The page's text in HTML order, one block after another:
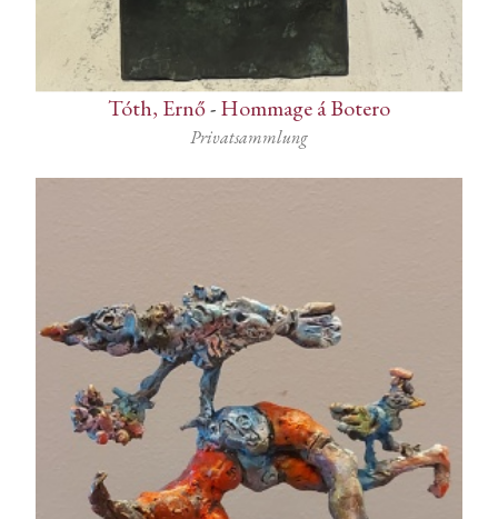
Tóth, Ernő-Hommage á Botero
Privatsammlung